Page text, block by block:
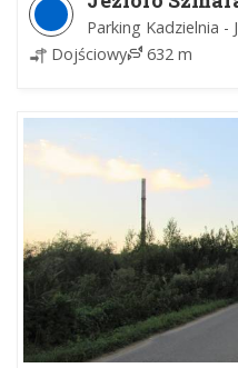
Parking Kadzielnia -
Dojściowy
632 m